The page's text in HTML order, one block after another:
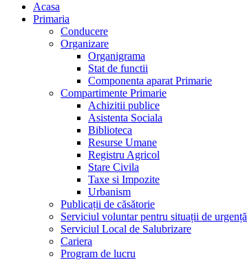
Acasa
Primaria
Conducere
Organizare
Organigrama
Stat de functii
Componenta aparat Primarie
Compartimente Primarie
Achizitii publice
Asistenta Sociala
Biblioteca
Resurse Umane
Registru Agricol
Stare Civila
Taxe si Impozite
Urbanism
Publicații de căsătorie
Serviciul voluntar pentru situații de urgență
Serviciul Local de Salubrizare
Cariera
Program de lucru